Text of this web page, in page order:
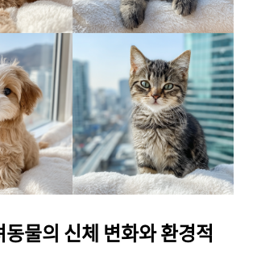
물의 신체 변화와 환경적